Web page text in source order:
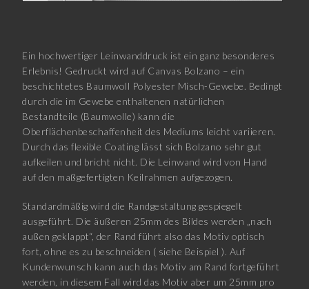
Ein hochwertiger Leinwanddruck ist ein ganz besonderes
Erlebnis! Gedruckt wird auf Canvas Bolzano – ein
beschichtetes Baumwoll Polyester Misch-Gewebe. Bedingt
durch die im Gewebe enthaltenen natürlichen
Bestandteile (Baumwolle) kann die
Oberflächenbeschaffenheit des Mediums leicht variieren.
Durch das flexible Coating lässt sich Bolzano sehr gut
aufkeilen und bricht nicht. Die Leinwand wird von Hand
auf den maßgefertigten Keilrahmen aufgezogen.
Standardmäßig wird die Randgestaltung gespiegelt
ausgeführt. Die äußeren 25mm des Bildes werden „nach
außen geklappt“, der Rand führt also das Motiv optisch
fort, ohne es zu beschneiden ( siehe Beispiel ). Auf
Kundenwunsch kann auch das Motiv am Rand fortgeführt
werden, in diesem Fall wird das Motiv aber um 25mm pro